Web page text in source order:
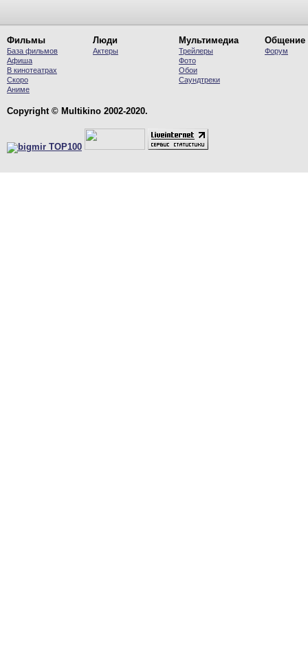
Фильмы
База фильмов
Афиша
В кинотеатрах
Скоро
Аниме
Люди
Актеры
Мультимедиа
Трейлеры
Фото
Обои
Саундтреки
Общение
Форум
Copyright © Multikino 2002-2020.